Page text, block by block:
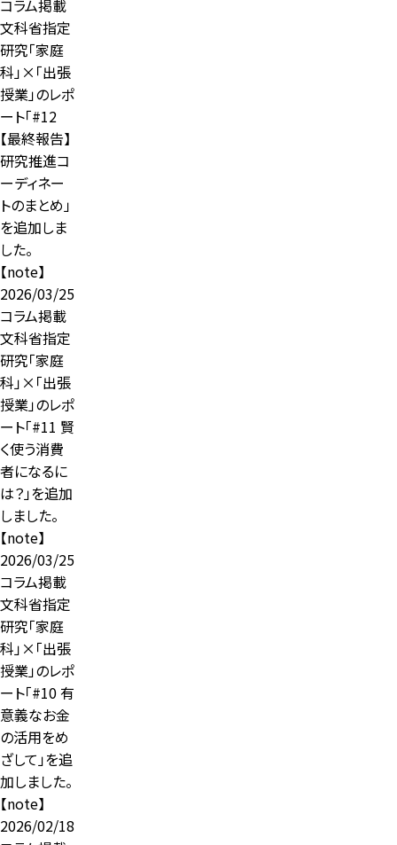
コラム掲載
文科省指定
研究「家庭
科」×「出張
授業」のレポ
ート「#12
【最終報告】
研究推進コ
ーディネー
トのまとめ」
を追加しま
した。
【note】
2026/03/25
コラム掲載
文科省指定
研究「家庭
科」×「出張
授業」のレポ
ート「#11 賢
く使う消費
者になるに
は？」を追加
しました。
【note】
2026/03/25
コラム掲載
文科省指定
研究「家庭
科」×「出張
授業」のレポ
ート「#10 有
意義なお金
の活用をめ
ざして」を追
加しました。
【note】
2026/02/18